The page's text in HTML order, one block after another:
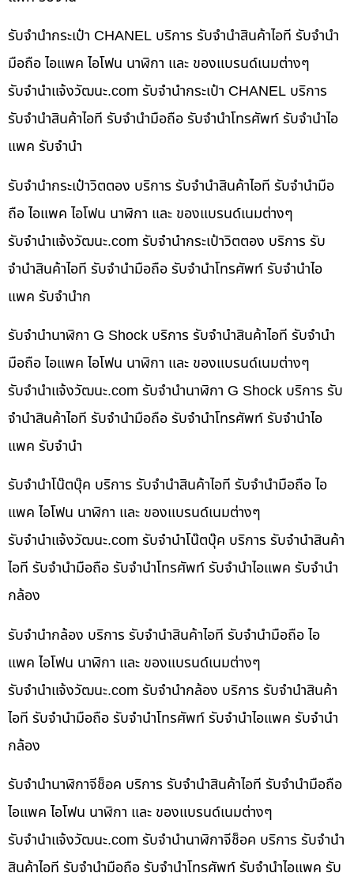
รับจำนำกระเป๋า CHANEL บริการ รับจำนำสินค้าไอที รับจำนำ
มือถือ ไอแพค ไอโฟน นาฬิกา และ ของแบรนด์เนมต่างๆ
รับจํานําแจ้งวัฒนะ.com รับจำนำกระเป๋า CHANEL บริการ
รับจำนำสินค้าไอที รับจำนำมือถือ รับจำนำโทรศัพท์ รับจำนำไอ
แพค รับจำนำ
รับจำนำกระเป๋าวิตตอง บริการ รับจำนำสินค้าไอที รับจำนำมือ
ถือ ไอแพค ไอโฟน นาฬิกา และ ของแบรนด์เนมต่างๆ
รับจํานําแจ้งวัฒนะ.com รับจำนำกระเป๋าวิตตอง บริการ รับ
จำนำสินค้าไอที รับจำนำมือถือ รับจำนำโทรศัพท์ รับจำนำไอ
แพค รับจำนำก
รับจำนำนาฬิกา G Shock บริการ รับจำนำสินค้าไอที รับจำนำ
มือถือ ไอแพค ไอโฟน นาฬิกา และ ของแบรนด์เนมต่างๆ
รับจํานําแจ้งวัฒนะ.com รับจำนำนาฬิกา G Shock บริการ รับ
จำนำสินค้าไอที รับจำนำมือถือ รับจำนำโทรศัพท์ รับจำนำไอ
แพค รับจำนำ
รับจำนำโน๊ตบุ๊ค บริการ รับจำนำสินค้าไอที รับจำนำมือถือ ไอ
แพค ไอโฟน นาฬิกา และ ของแบรนด์เนมต่างๆ
รับจํานําแจ้งวัฒนะ.com รับจำนำโน๊ตบุ๊ค บริการ รับจำนำสินค้า
ไอที รับจำนำมือถือ รับจำนำโทรศัพท์ รับจำนำไอแพค รับจำนำ
กล้อง
รับจำนำกล้อง บริการ รับจำนำสินค้าไอที รับจำนำมือถือ ไอ
แพค ไอโฟน นาฬิกา และ ของแบรนด์เนมต่างๆ
รับจํานําแจ้งวัฒนะ.com รับจำนำกล้อง บริการ รับจำนำสินค้า
ไอที รับจำนำมือถือ รับจำนำโทรศัพท์ รับจำนำไอแพค รับจำนำ
กล้อง
รับจำนำนาฬิกาจีช็อค บริการ รับจำนำสินค้าไอที รับจำนำมือถือ
ไอแพค ไอโฟน นาฬิกา และ ของแบรนด์เนมต่างๆ
รับจํานําแจ้งวัฒนะ.com รับจำนำนาฬิกาจีช็อค บริการ รับจำนำ
สินค้าไอที รับจำนำมือถือ รับจำนำโทรศัพท์ รับจำนำไอแพค รับ